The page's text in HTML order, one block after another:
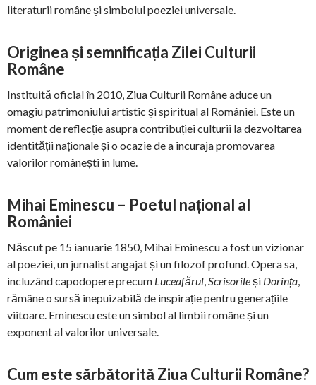
literaturii române și simbolul poeziei universale.
Originea și semnificația Zilei Culturii
Române
Instituită oficial în 2010, Ziua Culturii Române aduce un
omagiu patrimoniului artistic și spiritual al României. Este un
moment de reflecție asupra contribuției culturii la dezvoltarea
identității naționale și o ocazie de a încuraja promovarea
valorilor românești în lume.
Mihai Eminescu – Poetul național al
României
Născut pe 15 ianuarie 1850, Mihai Eminescu a fost un vizionar
al poeziei, un jurnalist angajat și un filozof profund. Opera sa,
incluzând capodopere precum Luceafărul Scrisorileși Dorința
rămâne o sursă inepuizabilă de inspirație pentru generațiile
viitoare. Eminescu este un simbol al limbii române și un
exponent al valorilor universale.
Cum este sărbătorită Ziua Culturii Române?